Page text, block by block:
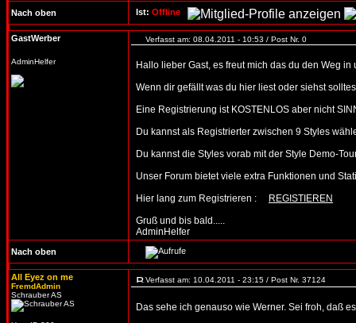
Nach oben Ist: Offline
GastWerber
AdminHelfer
Verfasst am: 08.04.2011 - 10:53 / Post Nr. 0
Hallo lieber Gast, es freut mich das du den Weg
Wenn dir gefällt was du hier liest oder siehst
Eine Registrierung ist KOSTENLOS aber nicht
Du kannst als Registrierter zwischen 9 Styles
Du kannst die Styles vorab mit der Style
Unser Forum bietet viele extra Funktionen und
Hier lang zum Registrieren :
REGISTIEREN
Gruß und bis bald.....
AdminHelfer
Nach oben
All Eyez on me
FremdAdmin
Schrauber AS
Verfasst am: 10.04.2011 - 23:15 / Post Nr. 37124
Das sehe ich genauso wie Werner. Sei froh, daß